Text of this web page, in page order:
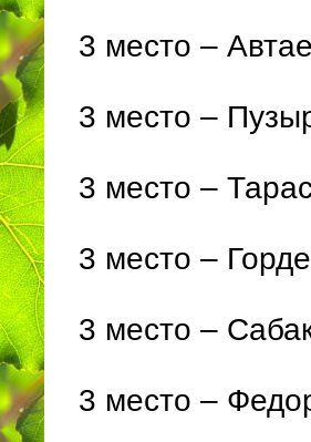
3 место –
3 место –
3 место –
3 место –
3 место –
3 место –